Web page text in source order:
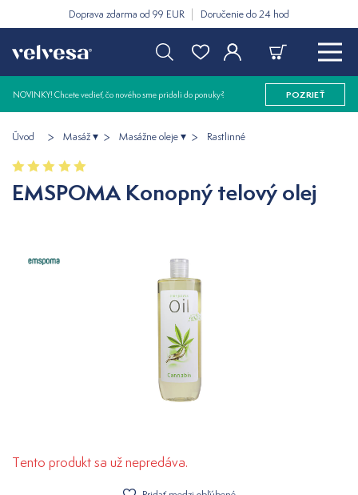
Doprava zdarma od 99 EUR Doručenie do 24 hod
NOVINKY! Chcete vedieť, čo nového sme pridali do ponuky? POZRIEŤ
Úvod Masáž Masážne oleje Rastlinné
EMSPOMA Konopný telový olej
Tento produkt sa už nepredáva.